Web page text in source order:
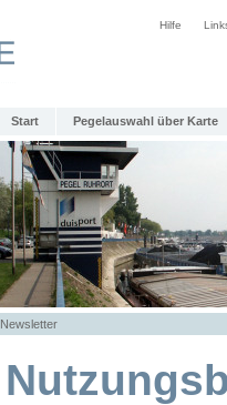
Hilfe
Start Pegelauswahl über Karte
Newsletter